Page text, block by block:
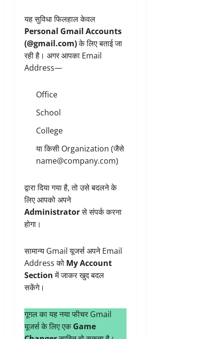
यह सुविधा फिलहाल केवल
Personal Gmail Accounts
(@gmail.com)के लिए बताई जा
रही है। अगर आपका Email
Address—
Office
School
College
या किसी Organization (जैसे
name@company.com)
द्वारा दिया गया है, तो उसे बदलने के
लिए आपको अपने
Administratorसे संपर्क करना
होगा।
सामान्य Gmail यूजर्स अपने Email
Address को My Account
Sectionमें जाकर खुद बदल
सकेंगे।
गूगल का यह नया फीचर Gmail
यूजर्स के लिए एक Game